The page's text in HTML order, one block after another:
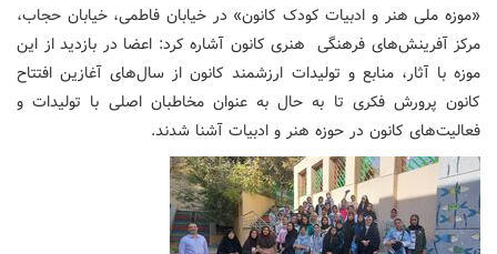
«موزه ملی هنر و ادبیات کودک کانون» در خیابان فاطمی، خیابان حجاب،
مرکز آفرینش‌های فرهنگی هنری کانون آشاره کرد: اعضا در بازدید از این
موزه با آثار، منابع و تولیدات ارزشمند کانون از سال‌های آغازین افتتاح
کانون پرورش فکری تا به حال به عنوان مخاطبان اصلی با تولیدات و
فعالیت‌های کانون در حوزه هنر و ادبیات آشنا شدند.